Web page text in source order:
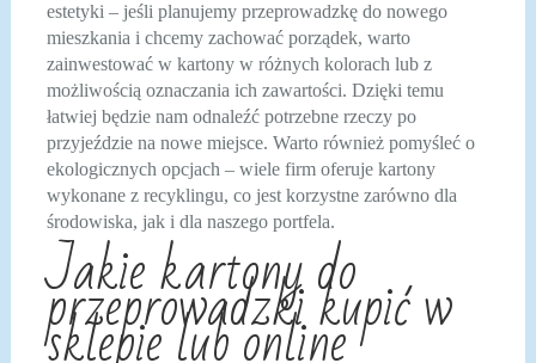
estetyki – jeśli planujemy przeprowadzkę do nowego
mieszkania i chcemy zachować porządek, warto
zainwestować w kartony w różnych kolorach lub z
możliwością oznaczania ich zawartości. Dzięki temu
łatwiej będzie nam odnaleźć potrzebne rzeczy po
przyjeździe na nowe miejsce. Warto również pomyśleć o
ekologicznych opcjach – wiele firm oferuje kartony
wykonane z recyklingu, co jest korzystne zarówno dla
środowiska, jak i dla naszego portfela.
Jakie kartony do
przeprowadzki kupić w
sklepie lub online